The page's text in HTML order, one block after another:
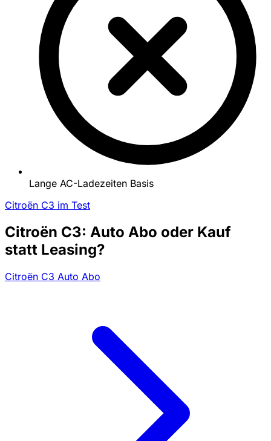
Lange AC-Ladezeiten Basis
Citroën C3 im Test
Citroën C3: Auto Abo oder Kauf
statt Leasing?
Citroën C3 Auto Abo